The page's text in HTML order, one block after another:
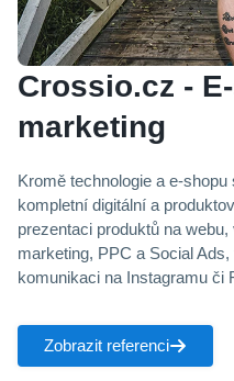
Crossio.cz -
marketing
Kromě technologie a e-
kompletní digitální a
prezentaci produktů na
marketing, PPC a Social
komunikaci na Instagramu či
Zobrazit referenci